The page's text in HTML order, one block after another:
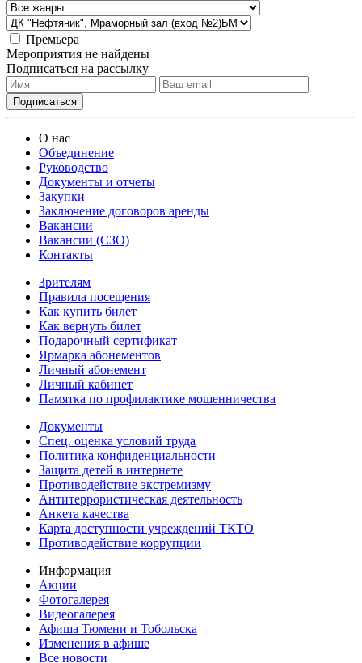
Премьера
Мероприятия не найдены
Подписаться на рассылку
О нас
Объединение
Руководство
Документы и отчеты
Закупки
Заключение договоров аренды
Вакансии
Вакансии (СЗО)
Контакты
Зрителям
Правила посещения
Как купить билет
Как вернуть билет
Подарочный сертификат
Ярмарка абонементов
Личный абонемент
Личный кабинет
Памятка по профилактике мошенничества
Документы
Спец. оценка условий труда
Политика конфиденциальности
Защита детей в интернете
Противодействие экстремизму
Антитеррористическая деятельность
Анкета качества
Карта доступности учреждений ТКТО
Противодействие коррупции
Информация
Акции
Фотогалерея
Видеогалерея
Афиша Тюмени и Тобольска
Изменения в афише
Все новости